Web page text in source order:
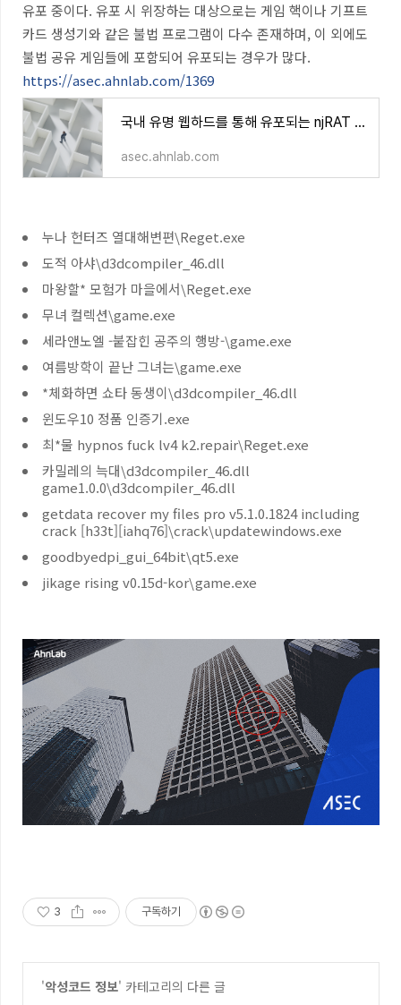
유포 중이다. 유포 시 위장하는 대상으로는 게임 핵이나 기프트
카드 생성기와 같은 불법 프로그램이 다수 존재하며, 이 외에도
불법 공유 게임들에 포함되어 유포되는 경우가 많다.
https://asec.ahnlab.com/1369
국내 유명 웹하드를 통해 유포되는 njRAT 악성코드
asec.ahnlab.com
누나 헌터즈 열대해변편\Reget.exe
도적 아샤\d3dcompiler_46.dll
마왕할* 모험가 마을에서\Reget.exe
무녀 컬렉션\game.exe
세라앤노엘 -붙잡힌 공주의 행방-\game.exe
여름방학이 끝난 그녀는\game.exe
*체화하면 쇼타 동생이\d3dcompiler_46.dll
윈도우10 정품 인증기.exe
최*물 hypnos fuck lv4 k2.repair\Reget.exe
카밀레의 늑대\d3dcompiler_46.dll
game1.0.0\d3dcompiler_46.dll
getdata recover my files pro v5.1.0.1824 including
crack [h33t][iahq76]\crack\updatewindows.exe
goodbyedpi_gui_64bit\qt5.exe
jikage rising v0.15d-kor\game.exe
3 구독하기
'악성코드 정보' 카테고리의 다른 글